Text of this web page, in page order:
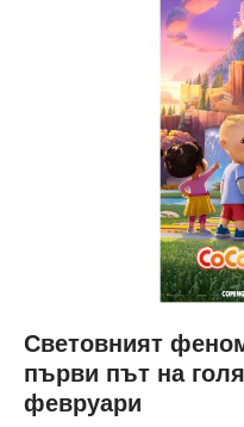
Световният
първи път на
февруари